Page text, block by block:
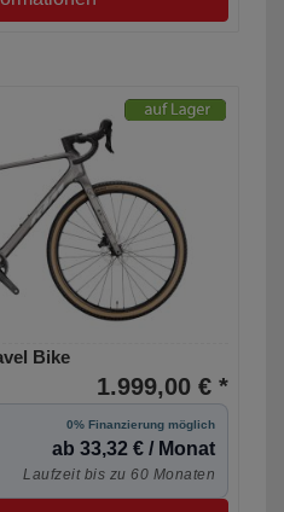
Bike
1.999,00 € *
0% Finanzierung möglich
ab 33,32 € / Monat
Laufzeit bis zu 60 Monaten